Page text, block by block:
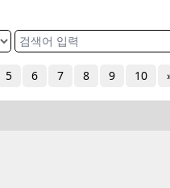
5 6 7 8 9 10